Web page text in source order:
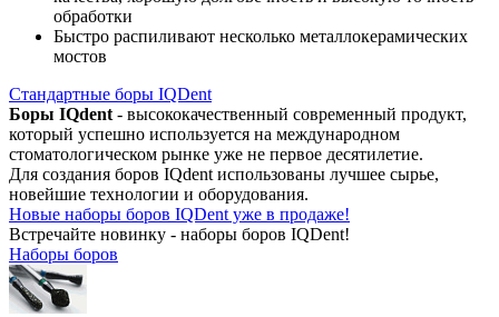
обработки
Быстро распиливают несколько металлокерамических
мостов
Стандартные боры IQDent
Боры IQdent - высококачественный современный продукт,
который успешно используется на международном
стоматологическом рынке уже не первое десятилетие.
Для создания боров IQdent использованы лучшее сырье,
новейшие технологии и оборудования.
Новые наборы боров IQDent уже в продаже!
Встречайте новинку - наборы боров IQDent!
Наборы боров